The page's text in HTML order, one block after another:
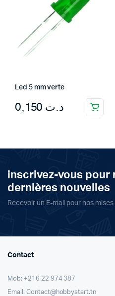
Led 5 mm verte
د.ت
inscrivez-vous pour
dernières nouvelles
Recevoir un E-mail pour nos
Contact
Mob: +216 22 974 387
Email: Contact@hobbystart.tn